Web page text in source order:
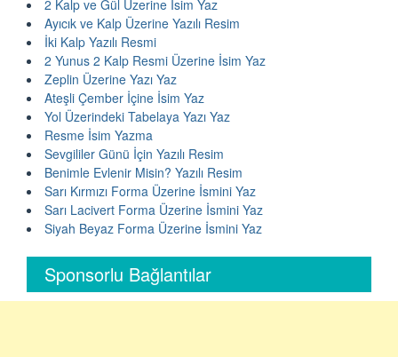
2 Kalp ve Gül Üzerine İsim Yaz
Ayıcık ve Kalp Üzerine Yazılı Resim
İki Kalp Yazılı Resmi
2 Yunus 2 Kalp Resmi Üzerine İsim Yaz
Zeplin Üzerine Yazı Yaz
Ateşli Çember İçine İsim Yaz
Yol Üzerindeki Tabelaya Yazı Yaz
Resme İsim Yazma
Sevgililer Günü İçin Yazılı Resim
Benimle Evlenir Misin? Yazılı Resim
Sarı Kırmızı Forma Üzerine İsmini Yaz
Sarı Lacivert Forma Üzerine İsmini Yaz
Siyah Beyaz Forma Üzerine İsmini Yaz
Sponsorlu Bağlantılar